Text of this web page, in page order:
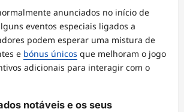
anunciados no início de
eventos especiais ligados a
podem esperar uma mistura de
e bónus únicos que melhoram o jogo
adicionais para interagir com o
notáveis e os seus